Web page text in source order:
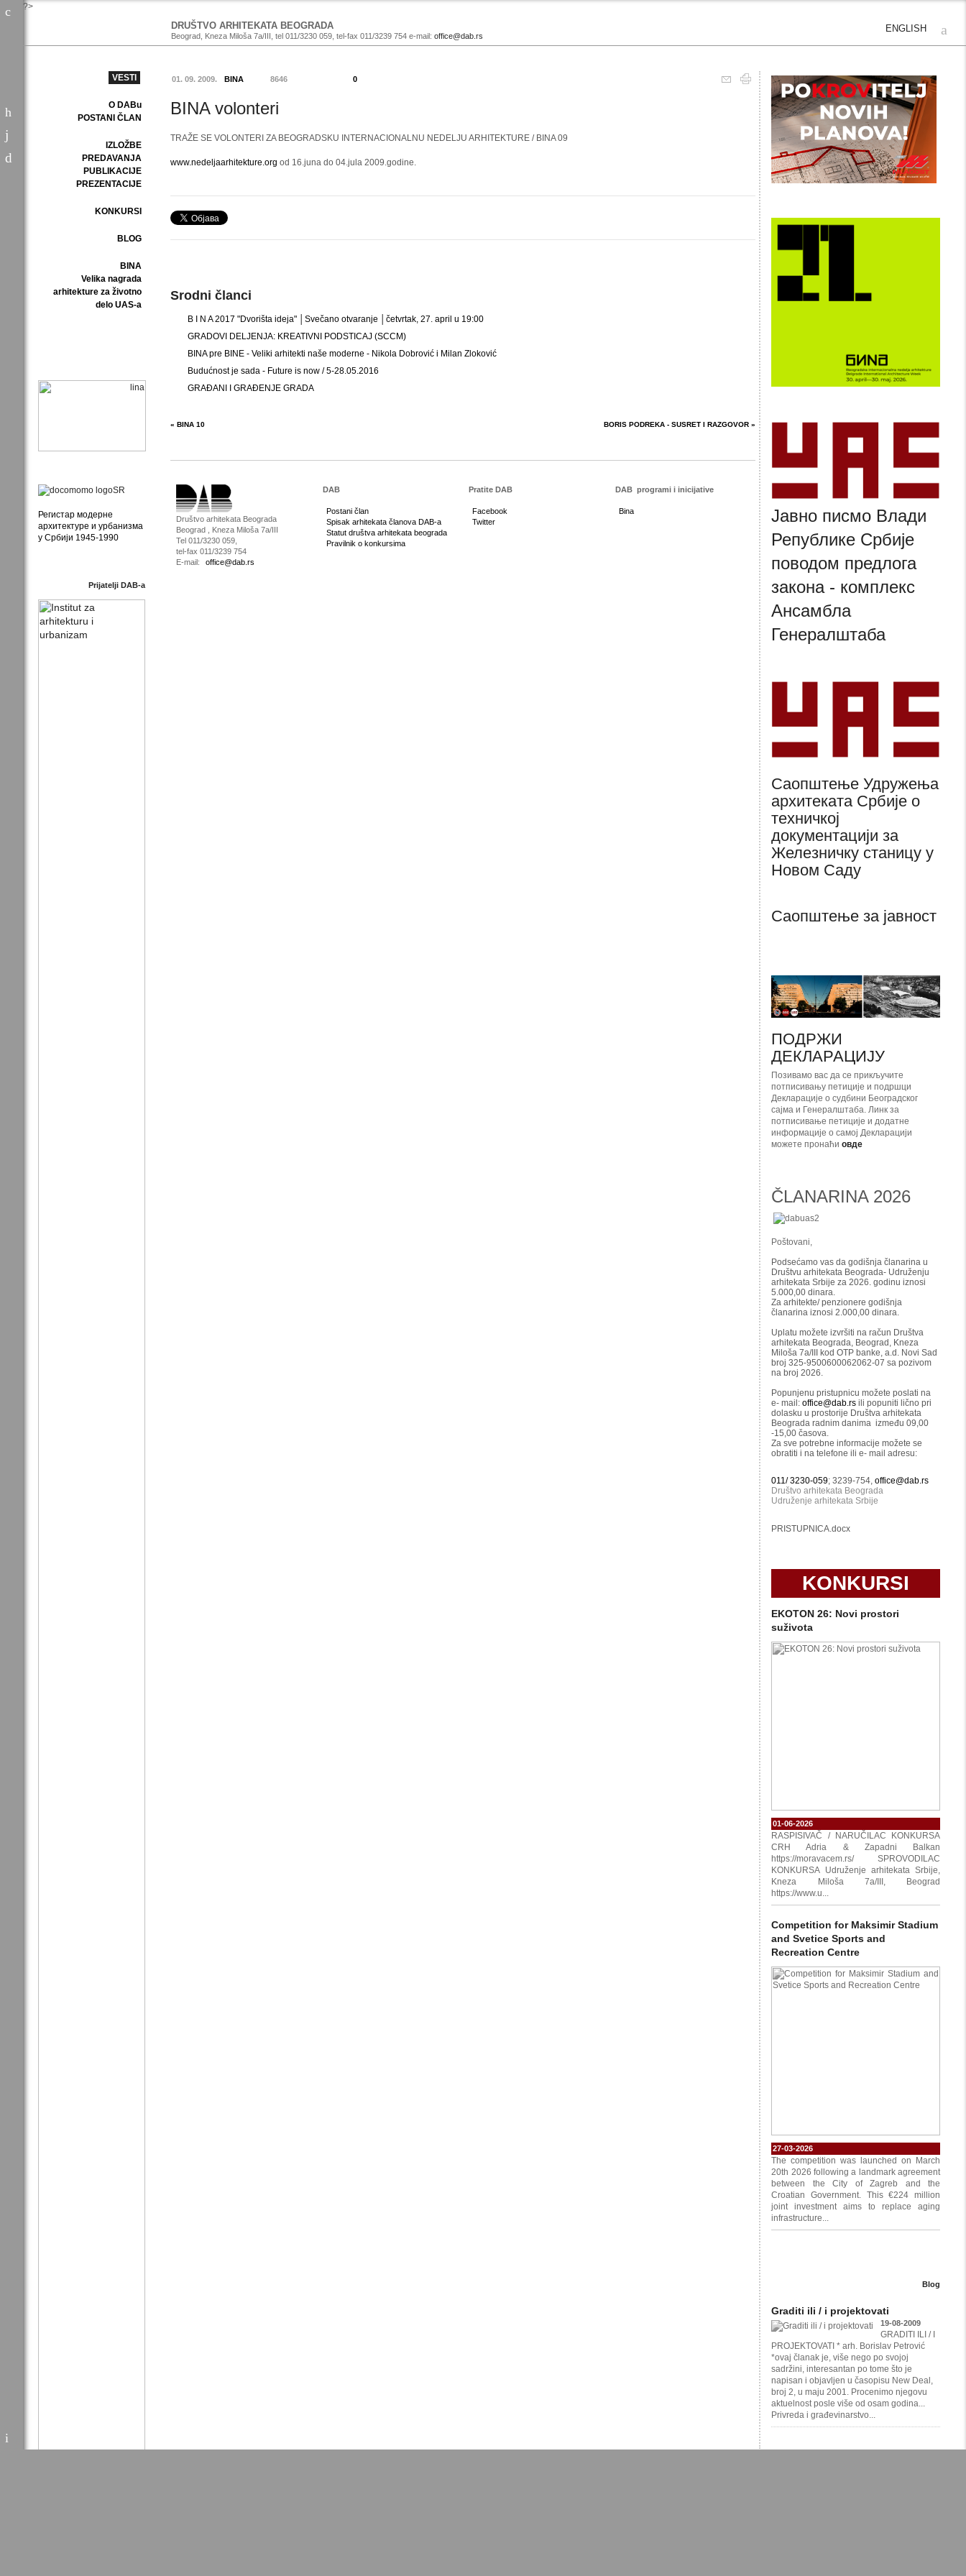
?>
DRUŠTVO ARHITEKATA BEOGRADA
Beograd, Kneza Miloša 7a/III, tel 011/3230 059, tel-fax 011/3239 754 e-mail: office@dab.rs
ENGLISH
01. 09. 2009. BINA 8646 0
BINA volonteri
TRAŽE SE VOLONTERI ZA BEOGRADSKU INTERNACIONALNU NEDELJU ARHITEKTURE / BINA 09
www.nedeljaarhitekture.org od 16.juna do 04.jula 2009.godine.
Srodni članci
B I N A 2017 "Dvorišta ideja" │Svečano otvaranje │četvrtak, 27. april u 19:00
GRADOVI DELJENJA: KREATIVNI PODSTICAJ (SCCM)
BINA pre BINE - Veliki arhitekti naše moderne - Nikola Dobrović i Milan Zloković
Budućnost je sada - Future is now / 5-28.05.2016
GRAĐANI I GRAĐENJE GRADA
« BINA 10 BORIS PODREKA - SUSRET I RAZGOVOR »
Društvo arhitekata Beograda
Beograd , Kneza Miloša 7a/III
Tel 011/3230 059,
tel-fax 011/3239 754
E-mail:
office@dab.rs
DAB
Postani član
Spisak arhitekata članova DAB-a
Statut društva arhitekata beograda
Pravilnik o konkursima
Pratite DAB
Facebook
Twitter
DAB programi i inicijative
Bina
Јавно писмо Влади
Републике Србије
поводом предлога
закона - комплекс
Ансамбла
Генералштаба
Саопштење Удружења
архитеката Србије о
техничкој
документацији за
Железничку станицу у
Новом Саду
Саопштење за јавност
ПОДРЖИ
ДЕКЛАРАЦИЈУ
Позивамо вас да се прикључите
потписивању петиције и подршци
Декларације о судбини Београдског
сајма и Генералштаба. Линк за
потписивање петиције и додатне
информације о самој Декларацији
можете пронаћиовде
ČLANARINA 2026
Poštovani,
Podsećamo vas da godišnja članarina u
Društvu arhitekata Beograda- Udruženju
arhitekata Srbije za 2026. godinu iznosi
5.000,00 dinara.
Za arhitekte/ penzionere godišnja
članarina iznosi 2.000,00 dinara.
Uplatu možete izvršiti na račun Društva
arhitekata Beograda, Beograd, Kneza
Miloša 7a/III kod OTP banke, a.d. Novi Sad
broj 325-9500600062062-07 sa pozivom
na broj 2026.
Popunjenu pristupnicu možete poslati na
e- mail:office@dab.rs ili popuniti lično pri
dolasku u prostorije Društva arhitekata
Beograda radnim danima između 09,00
-15,00 časova.
Za sve potrebne informacije možete se
obratiti i na telefone ili e- mail adresu:
011/ 3230-059; 3239-754,office@dab.rs
Društvo arhitekata Beograda
Udruženje arhitekata Srbije
PRISTUPNICA.docx
KONKURSI
EKOTON 26: Novi prostori
suživota
01-06-2026
RASPISIVAČ / NARUČILAC KONKURSA
CRH Adria & Zapadni Balkan
https://moravacem.rs/ SPROVODILAC
KONKURSA Udruženje arhitekata Srbije,
Kneza Miloša 7a/III, Beograd
https://www.u...
Competition for Maksimir Stadium
and Svetice Sports and
Recreation Centre
27-03-2026
The competition was launched on March
20th 2026 following a landmark agreement
between the City of Zagreb and the
Croatian Government. This €224 million
joint investment aims to replace aging
infrastructure...
Blog
Graditi ili / i projektovati
19-08-2009
GRADITI ILI / I
PROJEKTOVATI * arh. Borislav Petrović
*ovaj članak je, više nego po svojoj
sadržini, interesantan po tome što je
napisan i objavljen u časopisu New Deal,
broj 2, u maju 2001. Procenimo njegovu
aktuelnost posle više od osam godina...
Privreda i građevinarstvo...
VESTI
O DABu
POSTANI ČLAN
IZLOŽBE
PREDAVANJA
PUBLIKACIJE
PREZENTACIJE
KONKURSI
BLOG
BINA
Velika nagrada
arhitekture za životno
delo UAS-a
Регистар модерне
архитектуре и урбанизма
у Србији 1945-1990
Prijatelji DAB-a